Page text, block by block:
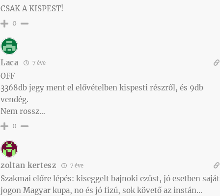
CSAK A KISPEST!
0
Laca 7 éve
OFF
3368db jegy ment el elővételben kispesti részről, és 9db
vendég.
Nem rossz…
0
zoltan kertesz 7 éve
Szakmai előre lépés: kiseggelt bajnoki ezüst, jó esetben saját
jogon Magyar kupa, no és jó fizú, sok követő az instán…